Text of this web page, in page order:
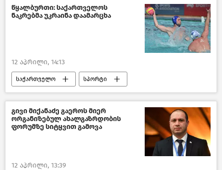
საზოგადოება ახალი ამბები
წყალბურთი: საქართველოს
ნაკრებმა უკრაინა დაამარცხა
12 აპრილი, 14:13
საქართველო სპორტი
საზოგადოება ახალი ამბები
გივი მიქანაძე გაეროს მიერ
ორგანიზებულ ახალგაზრდობის
ფორუმზე სიტყვით გამოვა
12 აპრილი, 13:39